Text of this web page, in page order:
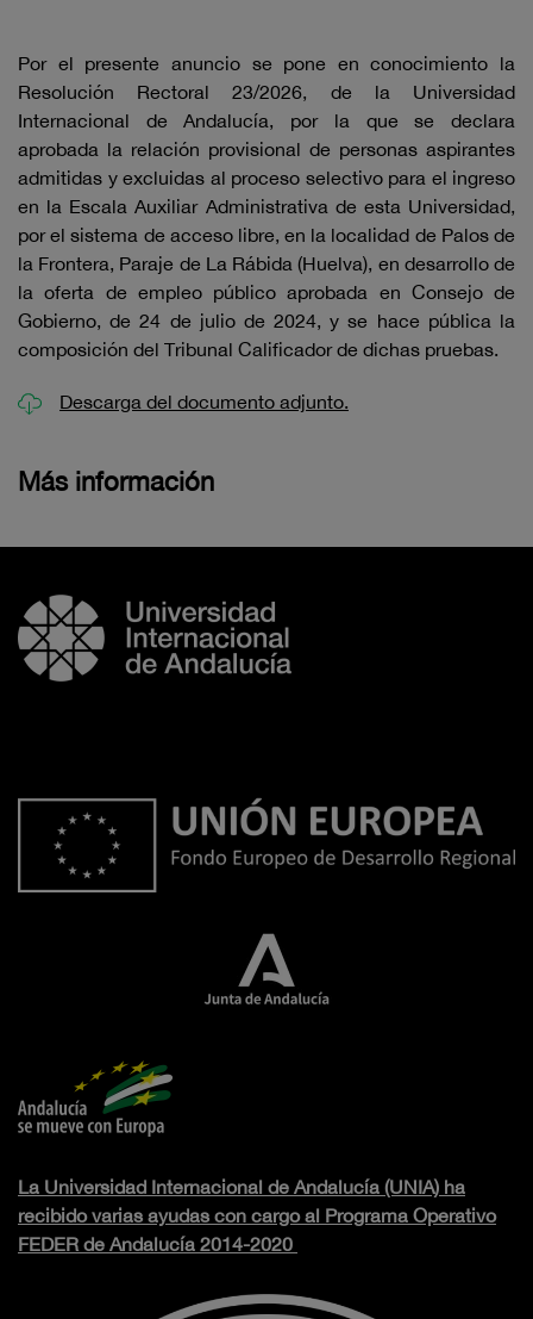
Por el presente anuncio se pone en conocimiento la
Resolución Rectoral 23/2026, de la Universidad
Internacional de Andalucía, por la que se declara
aprobada la relación provisional de personas aspirantes
admitidas y excluidas al proceso selectivo para el ingreso
en la Escala Auxiliar Administrativa de esta Universidad,
por el sistema de acceso libre, en la localidad de Palos de
la Frontera, Paraje de La Rábida (Huelva), en desarrollo de
la oferta de empleo público aprobada en Consejo de
Gobierno, de 24 de julio de 2024, y se hace pública la
composición del Tribunal Calificador de dichas pruebas.
Descarga del documento adjunto.
Más información
La Universidad Internacional de Andalucía (UNIA) ha
recibido varias ayudas con cargo al Programa Operativo
FEDER de Andalucía 2014-2020